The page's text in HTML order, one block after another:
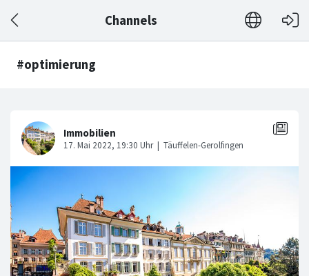
Channels
#optimierung